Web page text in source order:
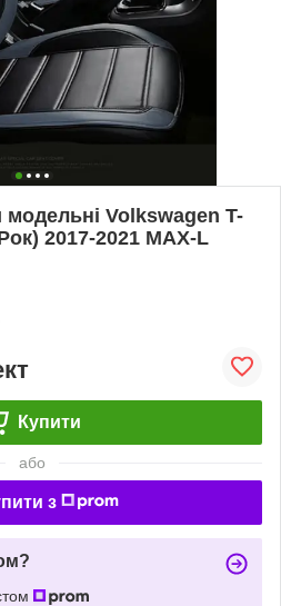
модельні Volkswagen T-
2017-2021 MAX-L
Купити
або
з